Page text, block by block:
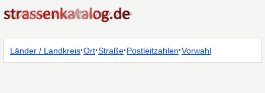
Länder / Landkreis·Ort·Straße·Postleitzahlen·Vorwahl